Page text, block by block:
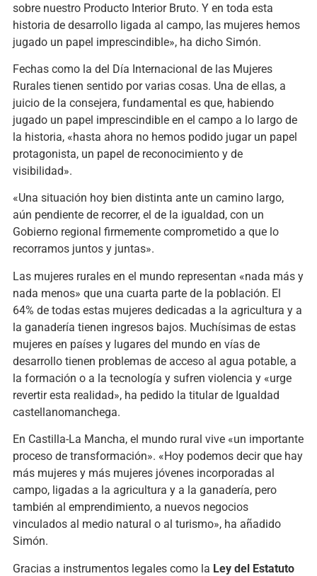
sobre nuestro Producto Interior Bruto. Y en toda esta
historia de desarrollo ligada al campo, las mujeres hemos
jugado un papel imprescindible», ha dicho Simón.
Fechas como la del Día Internacional de las Mujeres
Rurales tienen sentido por varias cosas. Una de ellas, a
juicio de la consejera, fundamental es que, habiendo
jugado un papel imprescindible en el campo a lo largo de
la historia, «hasta ahora no hemos podido jugar un papel
protagonista, un papel de reconocimiento y de
visibilidad».
«Una situación hoy bien distinta ante un camino largo,
aún pendiente de recorrer, el de la igualdad, con un
Gobierno regional firmemente comprometido a que lo
recorramos juntos y juntas».
Las mujeres rurales en el mundo representan «nada más y
nada menos» que una cuarta parte de la población. El
64% de todas estas mujeres dedicadas a la agricultura y a
la ganadería tienen ingresos bajos. Muchísimas de estas
mujeres en países y lugares del mundo en vías de
desarrollo tienen problemas de acceso al agua potable, a
la formación o a la tecnología y sufren violencia y «urge
revertir esta realidad», ha pedido la titular de Igualdad
castellanomanchega.
En Castilla-La Mancha, el mundo rural vive «un importante
proceso de transformación». «Hoy podemos decir que hay
más mujeres y más mujeres jóvenes incorporadas al
campo, ligadas a la agricultura y a la ganadería, pero
también al emprendimiento, a nuevos negocios
vinculados al medio natural o al turismo», ha añadido
Simón.
Gracias a instrumentos legales como la Ley del Estatuto